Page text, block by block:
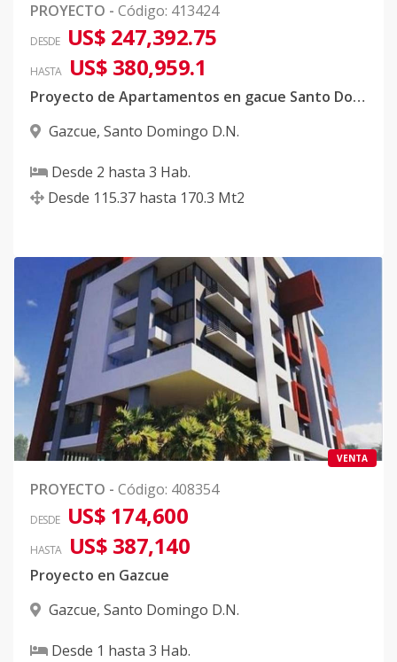
PROYECTO - Código: 413424
DESDE US$ 247,392.75
HASTA US$ 380,959.1
Proyecto de Apartamentos en gacue Santo Domingo
Gazcue, Santo Domingo D.N.
Desde 2 hasta 3 Hab.
Desde 115.37 hasta 170.3 Mt2
VENTA
PROYECTO - Código: 408354
DESDE US$ 174,600
HASTA US$ 387,140
Proyecto en Gazcue
Gazcue, Santo Domingo D.N.
Desde 1 hasta 3 Hab.